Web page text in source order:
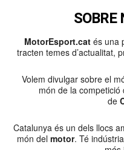
SOBRE
MotorEsport.cat és una
tracten temes d’actualitat,
Volem divulgar sobre el
món de la
de
Catalunya és un dels llocs
món del motor. Té